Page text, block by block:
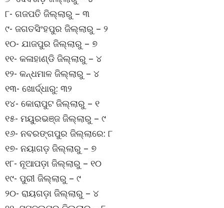
୮- ଗଜପତି ଜିଲ୍ଲାରୁ – ୩
୯- ଜଗତସିଂହପୁର ଜିଲ୍ଲାରୁ – ୨
୧୦- ଯାଜପୁର ଜିଲ୍ଲାରୁ – ୭
୧୧- କଳାହାଣ୍ଡି ଜିଲ୍ଲାରୁ – ୪
୧୨- କନ୍ଧମାଳ ଜିଲ୍ଲାରୁ – ୪
୧୩- ଖୋର୍ଦ୍ଧାରୁ: ୩୨
୧୪- କୋରାପୁଟ ଜିଲ୍ଲାରୁ – ୧
୧୫- ମୟୁରଭଞ୍ଜ ଜିଲ୍ଲାରୁ – ୯
୧୬- ନବରଙ୍ଗପୁର ଜିଲ୍ଲାରେ: ୮
୧୭- ନୟାଗଡ଼ ଜିଲ୍ଲାରୁ – ୭
୧୮- ନୂଆପଡ଼ା ଜିଲ୍ଲାରୁ – ୧୦
୧୯- ପୁରୀ ଜିଲ୍ଲାରୁ – ୯
୨୦- ରାୟଗଡ଼ା ଜିଲ୍ଲାରୁ – ୪